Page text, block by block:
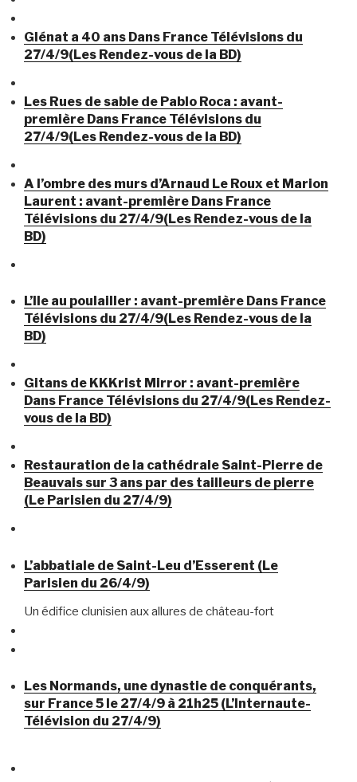
Glénat a 40 ans Dans France Télévisions du
27/4/9(Les Rendez-vous de la BD)
Les Rues de sable de Pablo Roca : avant-
première Dans France Télévisions du
27/4/9(Les Rendez-vous de la BD)
A l’ombre des murs d’Arnaud Le Roux et Marion
Laurent : avant-première Dans France
Télévisions du 27/4/9(Les Rendez-vous de la
BD)
L’Ile au poulailler : avant-première Dans France
Télévisions du 27/4/9(Les Rendez-vous de la
BD)
Gitans de KKKrist Mirror : avant-première
Dans France Télévisions du 27/4/9(Les Rendez-
vous de la BD)
Restauration de la cathédrale Saint-Pierre de
Beauvais sur 3 ans par des tailleurs de pierre
(Le Parisien du 27/4/9)
L’abbatiale de Saint-Leu d’Esserent (Le
Parisien du 26/4/9)
Un édifice clunisien aux allures de château-fort
Les Normands, une dynastie de conquérants,
sur France 5 le 27/4/9 à 21h25 (L’Internaute-
Télévision du 27/4/9)